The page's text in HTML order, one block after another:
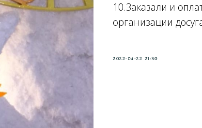
10.Заказали и
организации
2022-04-22 21:30